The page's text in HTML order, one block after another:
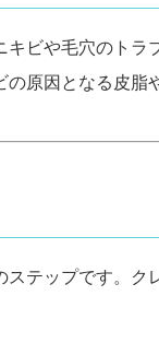
ビや毛穴のト
原因となる皮
テップです。